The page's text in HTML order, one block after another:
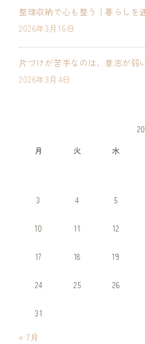
整理収納で心も整う｜暮らしを
2026年3月16日
片づけが苦手なのは、意志が弱
2026年3月4日
月
火 水
3 4 5
10 11 12
17 18 19
24 25 26
31
« 7月